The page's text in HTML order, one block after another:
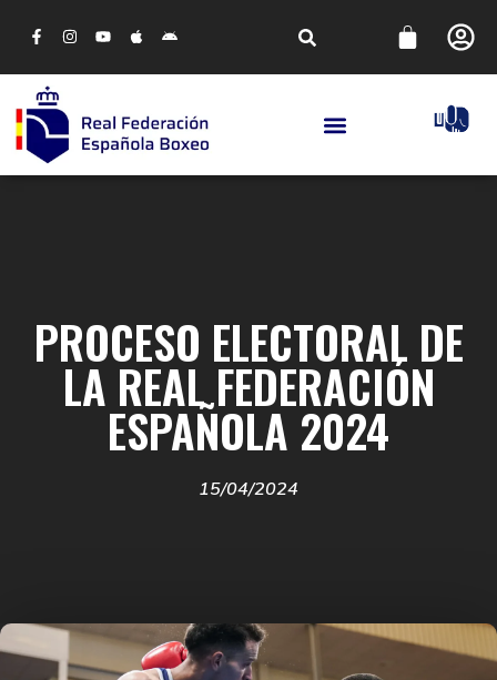
PROCESO ELECTORAL DE
LA REAL FEDERACIÓN
ESPAÑOLA 2024
15/04/2024